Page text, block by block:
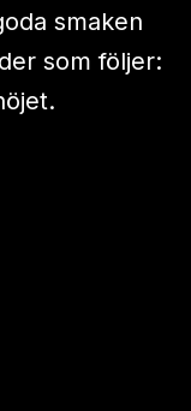
smaken
som följer: